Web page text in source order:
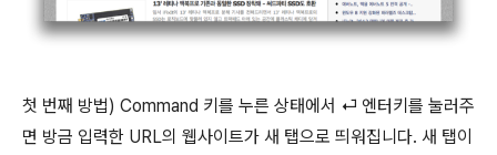
첫 번째 방법) Command 키를 누른 상태에서 ⏎ 엔터키를 눌러주
면 방금 입력한 URL의 웹사이트가 새 탭으로 띄워집니다. 새 탭이